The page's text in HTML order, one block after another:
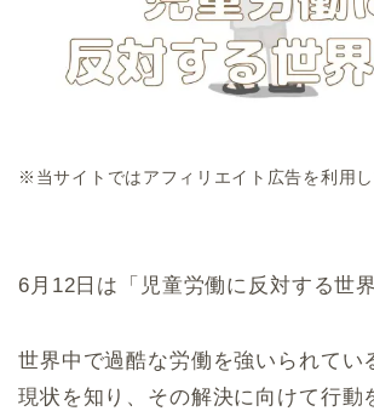
※当サイトではアフィリエイト広告を利用
6月12日は「児童労働に反対する世
世界中で過酷な労働を強いられてい
現状を知り、その解決に向けて行動